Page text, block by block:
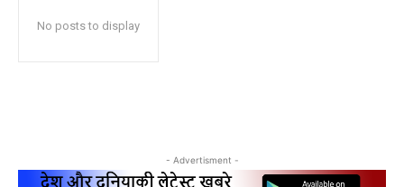
No posts to display
- Advertisment -